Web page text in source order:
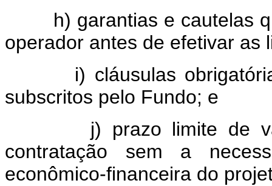
h) garantias e cautelas
operador antes de efetivar as
i) cláusulas obrigatórias
subscritos pelo Fundo; e
j) prazo limite de
contratação sem a
econômico-financeira do